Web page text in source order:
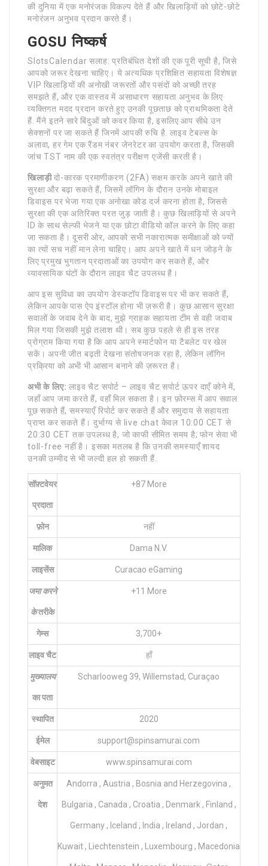
की दुनिया में एक मनोरंजक विकल्प देते हैं और खिलाड़ियों को छोटे-छोटे
मनोरंजन अनुभव प्रदान करते हैं।
GOSU निष्कर्ष
SlotsCalendar सलाह: प्रतिबंधित देशों की एक पूरी सूची है, जिसे
आपको जरूर देखना चाहिए। ये अत्यधिक प्रशिक्षित सहायता विशेषज्ञ
VIP खिलाड़ियों की अनोखी जरूरतों और पसंदों को अच्छी तरह
समझते हैं, और एक वास्तव में असाधारण सहायता अनुभव के लिए
व्यक्तिगत मदद प्रदान करते हुए उनकी पूछताछ को प्राथमिकता देते
हैं. मैंने इतने सारे बिंदुओं को कवर किया है, इसलिए आप सीधे उन
सेक्शनों पर जा सकते हैं जिनमें आपकी रुचि है. लाइव टेबल्स के
अलावा, हर गेम एक रैंडम नंबर जेनरेटर का उपयोग करता है, जिसकी
जांच TST नाम की एक स्वतंत्र परीक्षण एजेंसी करती है।
खिलाड़ीदो-कारक प्रमाणीकरण (2FA) सक्षम करके अपने खाते की
सुरक्षा और बढ़ा सकते हैं, जिसमें लॉगिन के दौरान उनके मोबाइल
डिवाइस पर भेजा गया एक अनोखा कोड दर्ज करना होता है, जिससे
सुरक्षा की एक अतिरिक्त परत जुड़ जाती है। कुछ खिलाड़ियों से अपने
ID के साथ सेल्फी भेजने या एक छोटा वीडियो कॉल करने के लिए कहा
जा सकता है। दूसरी ओर, आपको सभी नकारात्मक समीक्षाओं को ज्यों
का त्यों सच नहीं मान लेना चाहिए। आप अपने खाते में धन जोड़ने के
लिए प्रमुख भुगतान प्रदाताओं का उपयोग कर सकते हैं, और
व्यावसायिक घंटों के दौरान लाइव चैट उपलब्ध है।
आप इस सुविधा का उपयोग डेस्कटॉप डिवाइस पर भी कर सकते हैं,
लेकिन आपके पास ऐप इंस्टॉल होना भी ज़रूरी है। कुछ आसान सुरक्षा
सवालों के जवाब देने के बाद, मुझे ग्राहक सहायता टीम से वही जवाब
मिल गया जिसकी मुझे तलाश थी। सब कुछ पहले से ही इस तरह
प्रोग्राम किया गया है कि आप अपने स्मार्टफोन या टैबलेट पर खेल
सकें। अपनी जीत बढ़ती देखना संतोषजनक रहा है, लेकिन लॉगिन
प्रक्रिया को अभी भी आसान बनाने की ज़रूरत है।
अभी के लिए: लाइव चैट सपोर्ट – लाइव चैट सपोर्ट ऊपर दाएँ कोने में,
जहाँ आप जमा करते हैं, वहाँ मिल सकता है। इन फ़ोरम्स में आप सवाल
पूछ सकते हैं, समस्याएँ रिपोर्ट कर सकते हैं और समुदाय से सहायता
प्राप्त कर सकते हैं। दुर्भाग्य से live chat केवल 10:00 CET से
20:30 CET तक उपलब्ध है, जो काफी सीमित समय है; फोन सेवा भी
toll-free नहीं है। इसका मतलब है कि उनकी समस्याएँ शायद
उनकी उम्मीद से भी जल्दी हल हो सकती हैं.
सॉफ़्टवेयर
प्रदाता
+87 More
फ़ोन नहीं
मालिक Dama N.V.
लाइसेंस Curacao eGaming
जमा करने
केतरीके
+11 More
गेम्स 3,700+
लाइव चैट हाँ
मुख्यालय
का पता
Scharlooweg 39, Willemstad, Curaçao
स्थापित 2020
ईमेल support@spinsamurai.com
वेबसाइट www.spinsamurai.com
अनुमत
देश
Andorra , Austria , Bosnia and Herzegovina ,
Bulgaria , Canada , Croatia , Denmark , Finland ,
Germany , Iceland , India , Ireland , Jordan ,
Kuwait , Liechtenstein , Luxembourg , Macedonia